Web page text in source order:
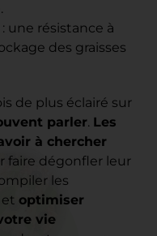
: une résistance à
des graisses
de plus éclairé sur
parler. Les
à chercher
faire dégonfler leur
les
optimiser
vie